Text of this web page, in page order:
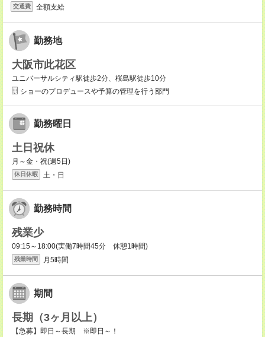
交通費 全額支給
勤務地
大阪市此花区
ユニバーサルシティ駅徒歩2分、桜島駅徒歩10分
ショーのプロデュースや予算の管理を行う部門
勤務曜日
土日祝休
月～金・祝(週5日)
休日休暇 土・日
勤務時間
残業少
09:15～18:00(実働7時間45分 休憩1時間)
残業時間 月5時間
期間
長期（3ヶ月以上）
【急募】即日～長期 ※即日～！